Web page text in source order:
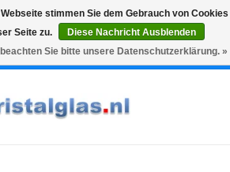
levering
Graveren
0 Artikel - €0,00
stimmen Sie dem Gebrauch von Cookies
Seite zu.
Diese Nachricht Ausblenden
Sie bitte unsere Datenschutzerklärung. »